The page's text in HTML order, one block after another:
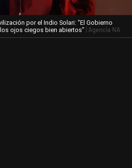
por el Indio Solari: “El Gobierno
ojos ciegos bien abiertos” | Agencia NA